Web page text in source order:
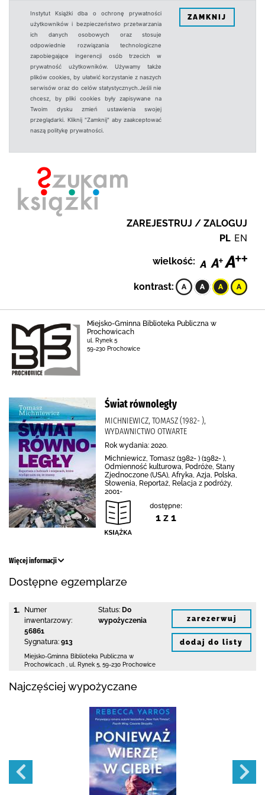
Instytut Książki dba o ochronę prywatności
użytkowników i bezpieczeństwo przetwarzania
ich danych osobowych oraz stosuje
odpowiednie rozwiązania technologiczne
zapobiegające ingerencji osób trzecich w
prywatność użytkowników. Używamy także
plików cookies, by ułatwić korzystanie z naszych
serwisów oraz do celów statystycznych.Jeśli nie
chcesz, by pliki cookies były zapisywane na
Twoim dysku zmień ustawienia swojej
przeglądarki. Kliknij "Zamknij" aby zaakceptować
naszą politykę prywatności.
ZAMKNIJ
ZAREJESTRUJ / ZALOGUJ
PL EN
wielkość:
kontrast:
Miejsko-Gminna Biblioteka Publiczna w
Prochowicach
ul. Rynek 5
59-230 Prochowice
Świat równoległy
MICHNIEWICZ, TOMASZ (1982- ),
WYDAWNICTWO OTWARTE
Rok wydania: 2020.
Michniewicz, Tomasz (1982- ) (1982- ),
Odmienność kulturowa, Podróże, Stany
Zjednoczone (USA), Afryka, Azja, Polska,
Słowenia, Reportaż, Relacja z podróży,
2001-
dostępne:
1 z 1
Więcej informacji
Dostępne egzemplarze
1.
Numer
inwentarzowy:
56861
Sygnatura: 913
Status: Do
wypożyczenia
Miejsko-Gminna Biblioteka Publiczna w
Prochowicach
ul. Rynek 5 59-230 Prochowice
zarezerwuj
dodaj do listy
Najczęściej wypożyczane